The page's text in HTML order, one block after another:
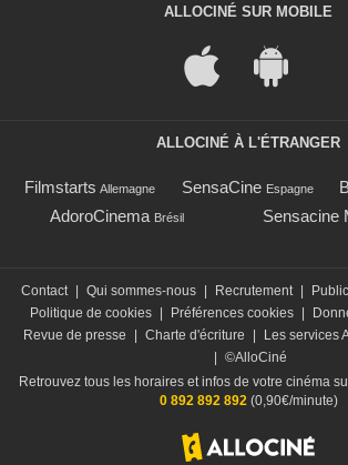
ALLOCINÉ SUR MOBILE
ALLOCINÉ À L'ÉTRANGER
Filmstarts Allemagne SensaCine Espagne
AdoroCinema Brésil Sensacine
Contact Qui sommes-nous Recrutement
Politique de cookies
Préférences cookies
Revue de presse
Charte d'écriture Les services
©AlloCiné
Retrouvez tous les horaires et infos de votre cinéma
0 892 892 892(0,90€/minute)